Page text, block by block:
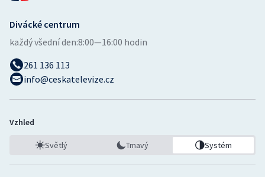
Divácké centrum
každý všední den:8:00—16:00 hodin
261 136 113
info@ceskatelevize.cz
Vzhled
Světlý Tmavý Systém